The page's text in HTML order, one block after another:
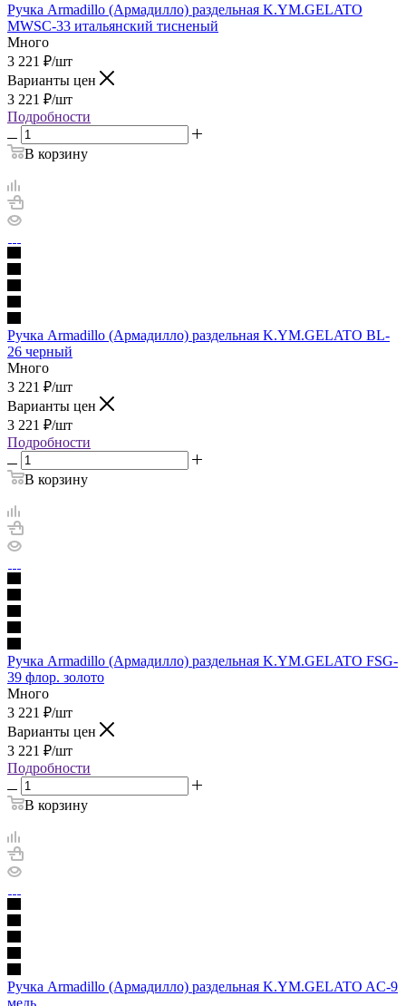
Ручка Armadillo (Армадилло) раздельная K.YM.GELATO
MWSC-33 итальянский тисненый
Много
3 221 ₽/шт
Варианты цен
3 221 ₽/шт
Подробности
В корзину
Ручка Armadillo (Армадилло) раздельная K.YM.GELATO BL-
26 черный
Много
3 221 ₽/шт
Варианты цен
3 221 ₽/шт
Подробности
В корзину
Ручка Armadillo (Армадилло) раздельная K.YM.GELATO FSG-
39 флор. золото
Много
3 221 ₽/шт
Варианты цен
3 221 ₽/шт
Подробности
В корзину
Ручка Armadillo (Армадилло) раздельная K.YM.GELATO AC-9
медь